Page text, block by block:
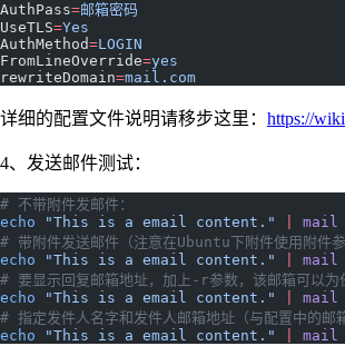
AuthPass=邮箱密码
UseTLS=Yes
AuthMethod=LOGIN
FromLineOverride=yes
rewriteDomain=mail.com
详细的配置文件说明请移步这里： https://
4、发送邮件测试：
# 不带附件发邮件：
echo "This is a email content." mail
# 带附件发送邮件（注意在Ubuntu下附件使用附件
echo "This is a email content." mail
# 要显示回复邮箱地址，加上-r参数，该邮箱可以为
echo "This is a email content." mail
# 指定发件人名字和发件人邮箱地址（与配置中的
echo "This is a email content." mail